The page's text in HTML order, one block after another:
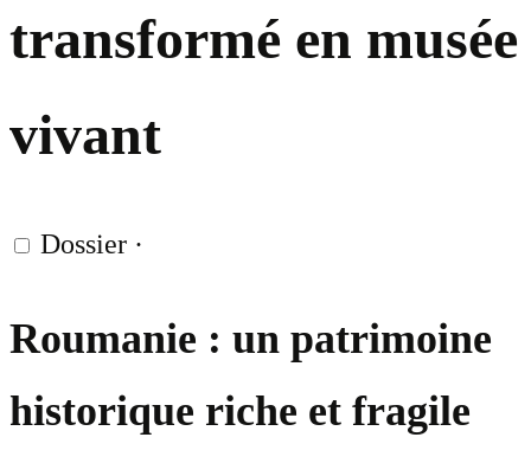
transformé en musée
vivant
Dossier ·
Roumanie : un patrimoine
historique riche et fragile